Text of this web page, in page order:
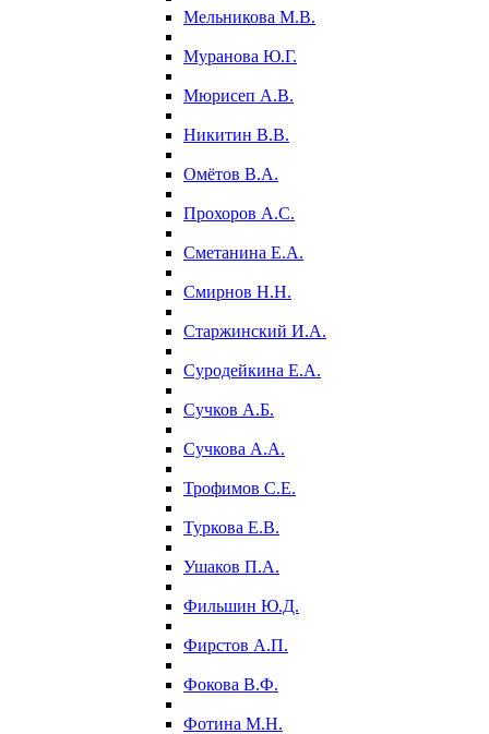
Мельникова М.В.
Муранова Ю.Г.
Мюрисеп А.В.
Никитин В.В.
Омётов В.А.
Прохоров А.С.
Сметанина Е.А.
Смирнов Н.Н.
Старжинский И.А.
Суродейкина Е.А.
Сучков А.Б.
Сучкова А.А.
Трофимов С.Е.
Туркова Е.В.
Ушаков П.А.
Фильшин Ю.Д.
Фирстов А.П.
Фокова В.Ф.
Фотина М.Н.